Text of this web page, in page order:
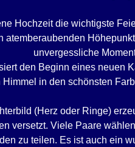
Hochzeit die wichtigste
atemberaubenden
unvergessliche
den Beginn eines neuen
Himmel in den schönsten
(Herz oder Ringe)
versetzt. Viele Paare
zu teilen. Es ist auch ein